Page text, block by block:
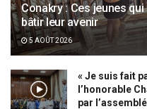
Conakry : Ces jeunes
bâtir leur avenir
5 AOÛT 2026
« Je suis fait
l’honorable
par